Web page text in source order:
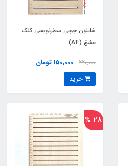
شابلون چوبی سطرنویسی کلک
عشق (A4)
220,000 150,000 تومان
28 %